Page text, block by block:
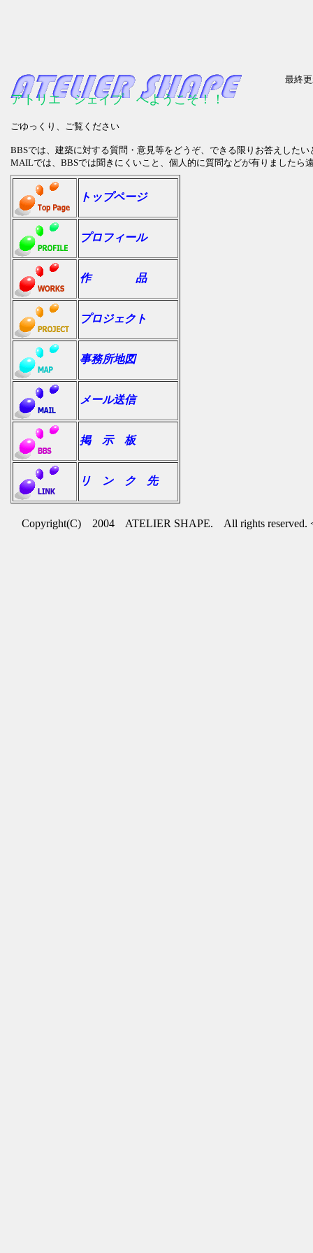
トップページ
プロフィール
作 品
プロジェクト
事務所地図
メール送信
掲 示 板
リ ン ク 先
アトリエ シェイプ へようこそ！！
ごゆっくり、ご覧ください
BBSでは、建築に対する質問・意見等をどうぞ、できる限りお答えしたい
MAILでは、BBSでは聞きにくいこと、個人的に質問などが有りましたら
Copyright(C) 2004 ATELIER SHAPE. All rights reserved.
最終